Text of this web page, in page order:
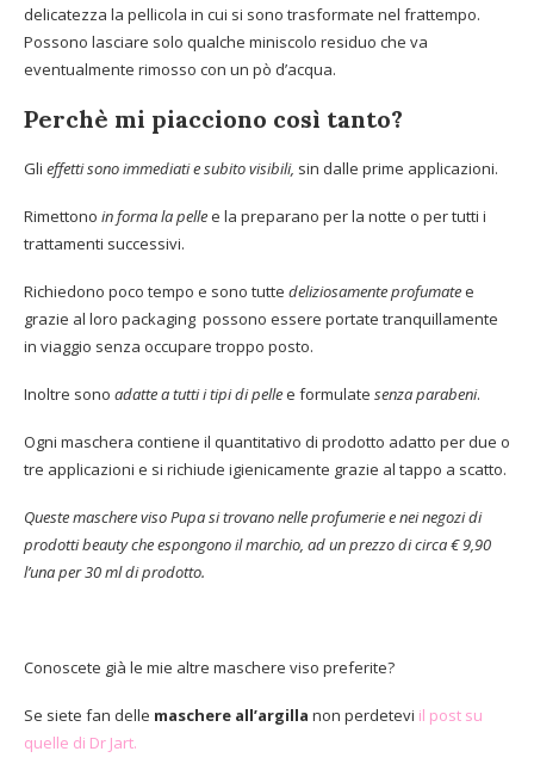
delicatezza la pellicola in cui si sono trasformate nel frattempo.
Possono lasciare solo qualche miniscolo residuo che va
eventualmente rimosso con un pò d’acqua.
Perchè mi piacciono così tanto?
Gli effetti sono immediati e subito visibili, sin dalle prime applicazioni.
Rimettono in forma la pellee la preparano per la notte o per tutti i
trattamenti successivi.
Richiedono poco tempo e sono tutte deliziosamente profumatee
grazie al loro packaging possono essere portate tranquillamente
in viaggio senza occupare troppo posto.
Inoltre sono adatte a tutti i tipi di pellee formulate senza parabeni.
Ogni maschera contiene il quantitativo di prodotto adatto per due o
tre applicazioni e si richiude igienicamente grazie al tappo a scatto.
Queste maschere viso Pupa si trovano nelle profumerie e nei negozi di
prodotti beauty che espongono il marchio, ad un prezzo di circa € 9,90
l’una per 30 ml di prodotto.
Conoscete già le mie altre maschere viso preferite?
Se siete fan delle maschere all’argilla non perdetevi il post su
quelle di Dr Jart.